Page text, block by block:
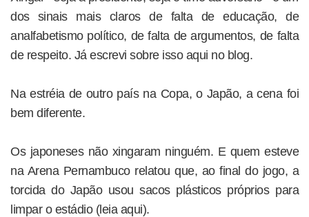
dos sinais mais claros de falta de educação, de
analfabetismo político, de falta de argumentos, de falta
de respeito. Já escrevi sobre isso aqui no blog.
Na estréia de outro país na Copa, o Japão, a cena foi
bem diferente.
Os japoneses não xingaram ninguém. E quem esteve
na Arena Pernambuco relatou que, ao final do jogo, a
torcida do Japão usou sacos plásticos próprios para
limpar o estádio (leia aqui).